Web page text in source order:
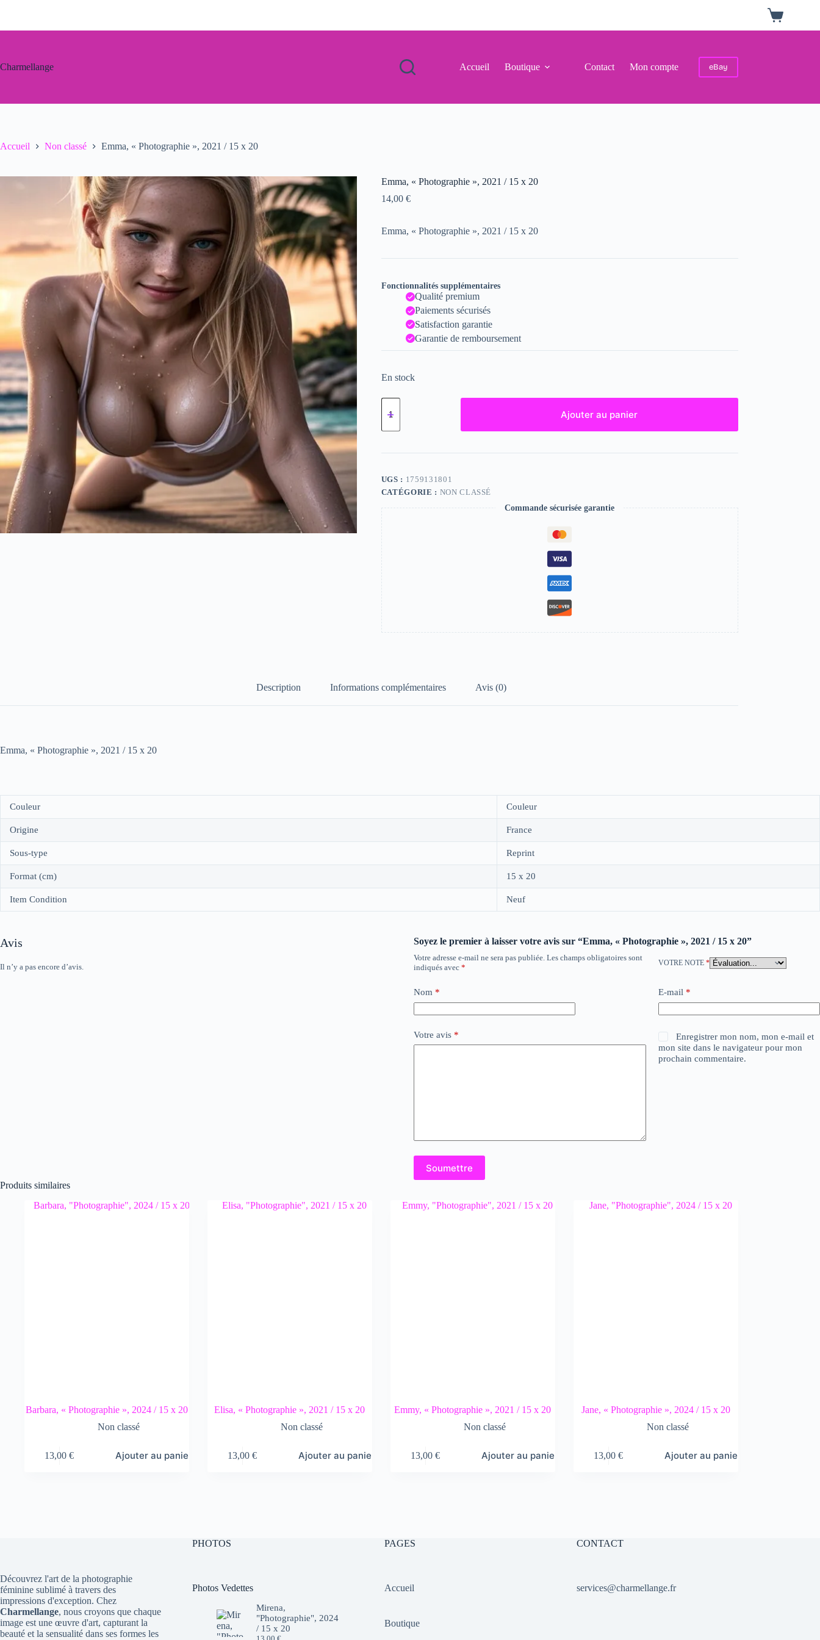
Panier
d’achat
Charmellange Accueil Boutique Contact Mon compte eBay
Accueil Non classé Emma, « Photographie », 2021 / 15 x 20
Emma, « Photographie », 2021 / 15 x 20
14,00 €
Emma, « Photographie », 2021 / 15 x 20
Fonctionnalités supplémentaires
Qualité premium
Paiements sécurisés
Satisfaction garantie
Garantie de remboursement
En stock
quantité
de
"Photographie",
/
x
20
Ajouter au panier
UGS : 1759131801
CATÉGORIE : NON CLASSÉ
Commande sécurisée garantie
Description Informations complémentaires Avis (0)
Emma, « Photographie », 2021 / 15 x 20
Couleur Couleur
Origine France
Sous-type Reprint
Format (cm) 15 x 20
Item Condition Neuf
Avis
Il n’y a pas encore d’avis.
Soyez le premier à laisser votre avis sur “Emma, « Photographie », 2021 / 15 x 20”
Votre adresse e-mail ne sera pas publiée. Les champs obligatoires sont
indiqués avec *
VOTRE NOTE *
Nom * E-mail *
Votre avis *
Enregistrer mon nom, mon e-mail et
mon site dans le navigateur pour mon
prochain commentaire.
Soumettre
Produits similaires
Barbara, « Photographie », 2024 / 15 x 20
Non classé
13,00€ Ajouter au panier
Elisa, « Photographie », 2021 / 15 x 20
Non classé
13,00€ Ajouter au panier
Emmy, « Photographie », 2021 / 15 x 20
Non classé
13,00€ Ajouter au panier
Jane, « Photographie », 2024 / 15 x 20
Non classé
13,00€ Ajouter au panier
Découvrez l'art de la photographie
féminine sublimé à travers des
impressions d'exception. Chez
Charmellange, nous croyons que chaque
image est une œuvre d'art, capturant la
beauté et la sensualité dans ses formes les
PHOTOS
Photos Vedettes
Mirena,
"Photographie", 2024
/ 15 x 20
PAGES
Accueil
Boutique
CONTACT
services@charmellange.fr